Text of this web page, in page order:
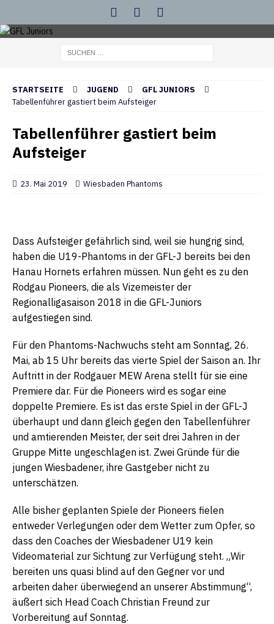
STARTSEITE JUGEND
GFL JUNIORS
Tabellenführer gastiert beim Aufsteiger
Tabellenführer gastiert beim
Aufsteiger
23. Mai 2019 Wiesbaden Phantoms
Dass Aufsteiger gefährlich sind, weil sie hungrig sind,
haben die U19-Phantoms in der GFL-J bereits bei den
Hanau Hornets erfahren müssen. Nun geht es zu den
Rodgau Pioneers, die als Vizemeister der
Regionalligasaison 2018 in die GFL-Juniors
aufgestiegen sind.
Für den Phantoms-Nachwuchs steht am Sonntag, 26.
Mai, ab 15 Uhr bereits das vierte Spiel der Saison an. Ihr
Auftritt in der Rodgauer MEW Arena stellt für sie eine
Premiere dar. Für die Pioneers wird es sogar eine
doppelte Premiere. Es ist das erste Spiel in der GFL-J
überhaupt und dann gleich gegen den Tabellenführer
und amtierenden Meister, der seit drei Jahren in der
Gruppe Mitte ungeschlagen ist. Zwei Gründe für die
jungen Wiesbadener, ihre Gastgeber nicht zu
unterschätzen.
Alle bisher geplanten Spiele der Pioneers fielen
entweder Verlegungen oder dem Wetter zum Opfer, so
dass den Coaches der Wiesbadener U19 kein
Videomaterial zur Sichtung zur Verfügung steht. „Wir
bereiten uns quasi blind auf den Gegner vor und
arbeiten daher überwiegend an unserer Abstimmung“,
äußert sich Head Coach Christian Freund zur
Vorbereitung auf Sonntag.